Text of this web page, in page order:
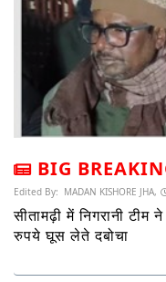
BIG
Edited By: MADAN KISHORE JHA,
सीतामढ़ी में निगरानी
रुपये घूस लेते दबोचा